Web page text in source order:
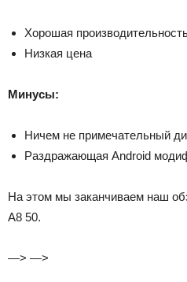
Хорошая
Низкая цена
Минусы:
Ничем не примечательный
Раздражающая Android
На этом мы заканчиваем наш
A8 50.
—> —>